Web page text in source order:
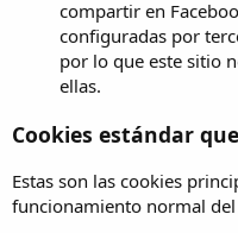
compartir en
configuradas por
por lo que este sitio
ellas.
Cookies estándar
Estas son las cookies
funcionamiento normal